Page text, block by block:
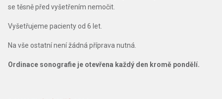
se těsně před vyšetřením nemočit.
Vyšetřujeme pacienty od 6 let.
Na vše ostatní není žádná příprava nutná.
Ordinace sonografie je otevřena každý den kromě pondělí.